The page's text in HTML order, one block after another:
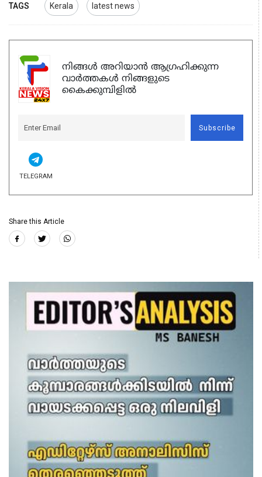
TAGS Kerala latest news
നിങ്ങൾ അറിയാൻ ആഗ്രഹിക്കുന്ന
വാർത്തകൾ നിങ്ങളുടെ
കൈക്കുമ്പിളിൽ
Subscribe
TELEGRAM
Share this Article